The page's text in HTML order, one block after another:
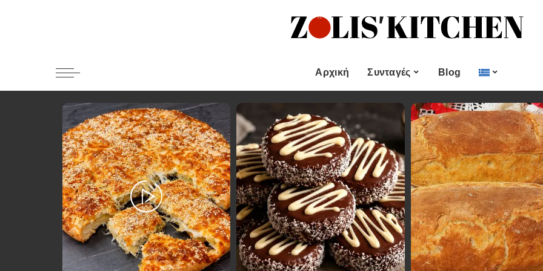
Αρχική Συνταγές
Κατηγορίες
Ορεκτικα & μεζεδες
Ψωμι
Κουλούρια και
Μπισκότα
Γλυκό και Επιδόρπιο
Ποτά και Χυμοί
Ψάρι και Θαλασσινά
Σάλτσες και Αλοιφές
Εποχιακές Συνταγές
Χριστουγεννιάτικες
Συνταγές
Πασχαλινές Συνταγές
Νηστίσιμες Συνταγές
Συνταγές για Αγίου
Βαλεντίνου
Blog
Γλυκό και Επιδόρπιο
Ποτά και Χυμοί
Ψάρι και Θαλασσινά
Σάλτσες και Αλοιφές
Κυρίως πιάτο
Κρέας
Ζυμαρικά
Πίτες και Ζύμες
Σαλάτες
Σνακ
Εποχιακές Συνταγές
Συνταγές για Αγίου
Βαλεντίνου